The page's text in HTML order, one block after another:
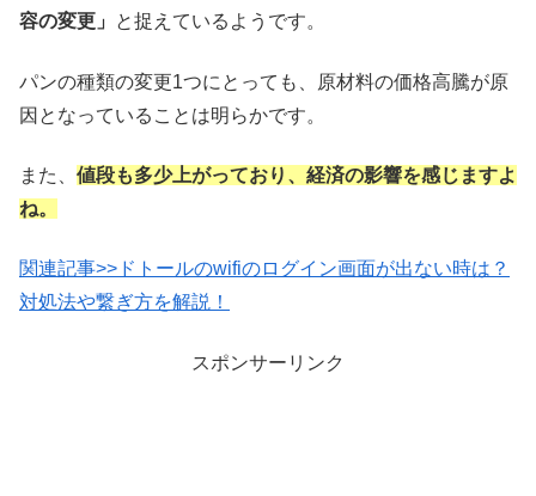
容の変更」
と捉えているようです。
パンの種類の変更1つにとっても、原材料の価格高騰が原
因となっていることは明らかです。
また、 値段も多少上がっており、経済の影響を感じますよ
ね。
関連記事>>ドトールのwifiのログイン画面が出ない時は？
対処法や繋ぎ方を解説！
スポンサーリンク